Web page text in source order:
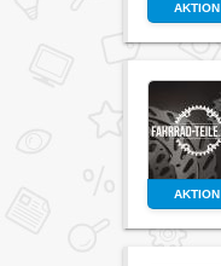
AKTION
AKTION